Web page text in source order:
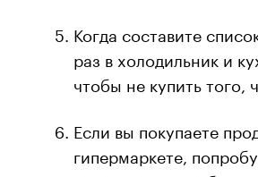
Когда составите
раз в холодильник и
чтобы не купить того,
Если вы покупаете
гипермаркете,